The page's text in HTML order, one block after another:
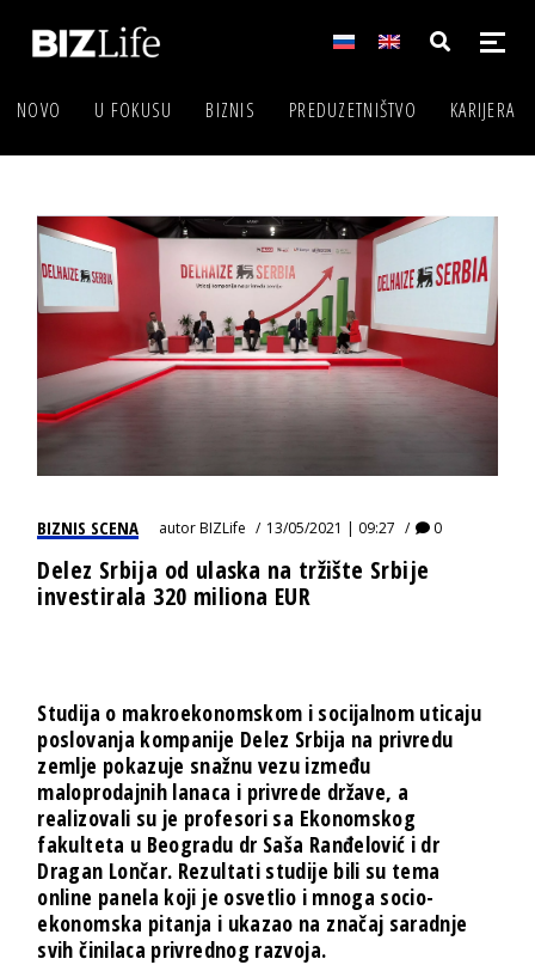
NOVO U FOKUSU BIZNIS PREDUZETNIŠTVO KARIJERA
BIZNIS SCENA autorBIZLife 13/05/2021 | 09:27 0
Delez Srbija od ulaska na tržište Srbije
investirala 320 miliona EUR
Studija o makroekonomskom i socijalnom uticaju
poslovanja kompanije Delez Srbija na privredu
zemlje pokazuje snažnu vezu između
maloprodajnih lanaca i privrede države, a
realizovali su je profesori sa Ekonomskog
fakulteta u Beogradu dr Saša Ranđelović i dr
Dragan Lončar. Rezultati studije bili su tema
online panela koji je osvetlio i mnoga socio-
ekonomska pitanja i ukazao na značaj saradnje
svih činilaca privrednog razvoja.